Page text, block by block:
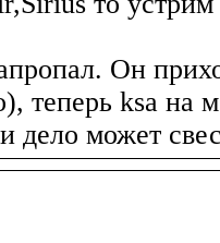
Он
теперь ksa на
дело может